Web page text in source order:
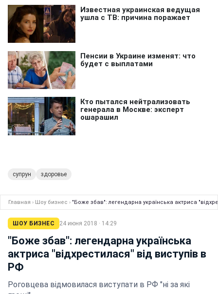
супрун здоровье
Главная › Шоу бизнес › "Боже збав": легендарна українська актриса
ШОУ БИЗНЕС 24 июня 2018 · 14:29
"Боже збав": легендарна українська
актриса "відхрестилася" від виступів в
РФ
Роговцева відмовилася виступати в РФ "ні за які